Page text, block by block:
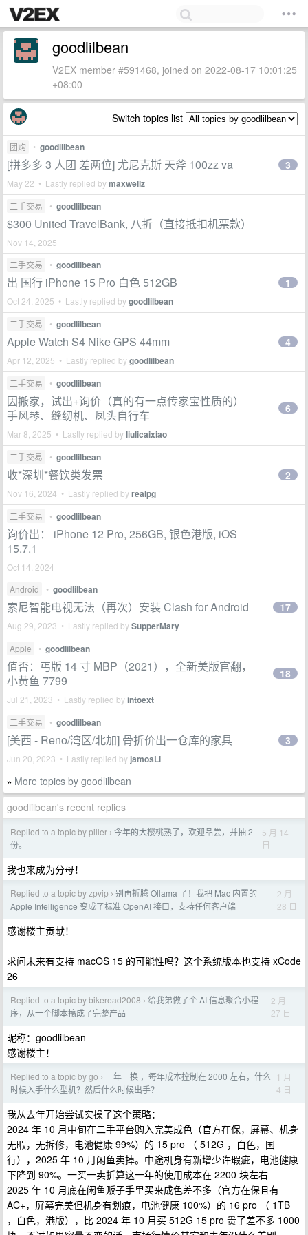
goodlilbean
V2EX member #591468, joined on 2022-08-17 10:01:25
+08:00
Switch topics list
团购 • goodlilbean
[拼多多 3 人团 差两位] 尤尼克斯 天斧 100zz va
May 22 • Lastly replied bymaxwellz
3
二手交易 • goodlilbean
$300 United TravelBank, 八折（直接抵扣机票款）
Nov 14, 2025
二手交易
• goodlilbean
出 国行 iPhone 15 Pro 白色 512GB
Oct 24, 2025 • Lastly replied bygoodlilbean
1
二手交易 • goodlilbean
Apple Watch S4 Nike GPS 44mm
Apr 12, 2025 • Lastly replied bygoodlilbean
4
二手交易 • goodlilbean
因搬家，试出+询价（真的有一点传家宝性质的）
手风琴、缝纫机、凤头自行车
Mar 8, 2025 • Lastly replied byliulicaixiao
6
二手交易 • goodlilbean
收*深圳*餐饮类发票
Nov 16, 2024 • Lastly replied byrealpg
2
二手交易 • goodlilbean
询价出： iPhone 12 Pro, 256GB, 银色港版, iOS
15.7.1
Oct 14, 2024
Android
• goodlilbean
索尼智能电视无法（再次）安装 Clash for Android
Aug 29, 2023 • Lastly replied bySupperMary
17
Apple • goodlilbean
值否：丐版 14 寸 MBP（2021），全新美版官翻，
小黄鱼 7799
Jul 21, 2023 • Lastly replied byintoext
18
二手交易 • goodlilbean
[美西 - Reno/湾区/北加] 骨折价出一仓库的家具
Jun 20, 2023 • Lastly replied by jamosLi
3
» More topics by goodlilbean
goodlilbean's recent replies
Replied to a topic by piller › 今年的大樱桃熟了，欢迎品尝，并抽 2
份。
5 月 14
日
我也来成为分母！
Replied to a topic by zpvip › 别再折腾 Ollama 了！我把 Mac 内置的
Apple Intelligence 变成了标准 OpenAI 接口，支持任何客户端
2 月
28 日
感谢楼主贡献！
求问未来有支持 macOS 15 的可能性吗？这个系统版本也支持 xCode
26
Replied to a topic by bikeread2008 › 给我弟做了个 AI 信息聚合小程
序，从一个脚本搞成了完整产品
2 月
27 日
昵称：goodlilbean
感谢楼主！
Replied to a topic by go › 一年一换 ，每年成本控制在 2000 左右，什么
时候入手什么型机？然后什么时候出手？
1 月
4 日
我从去年开始尝试实操了这个策略：
2024 年 10 月中旬在二手平台购入完美成色（官方在保，屏幕、机身
无暇，无拆修，电池健康 99%）的 15 pro （ 512G ，白色，国
行），2025 年 10 月闲鱼卖掉。中途机身有新增少许瑕疵，电池健康
下降到 90%。一买一卖折算这一年的使用成本在 2200 块左右
2025 年 10 月底在闲鱼贩子手里买来成色差不多（官方在保且有
AC+，屏幕完美但机身有划痕，电池健康 100%）的 16 pro （ 1TB
，白色，港版），比 2024 年 10 月买 512G 15 pro 贵了差不多 1000